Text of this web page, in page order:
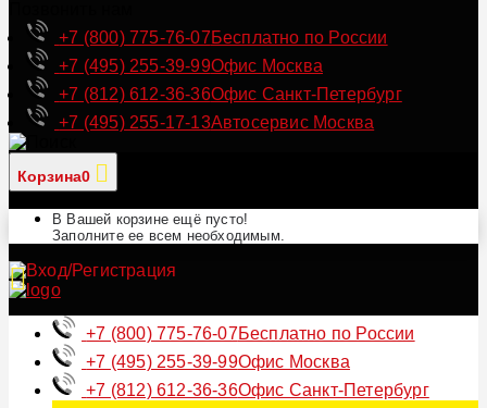
+7 (800) 775-76-07Бесплатно по России
+7 (495) 255-39-99Офис Москва
+7 (812) 612-36-36Офис Санкт-Петербург
+7 (495) 255-17-13Автосервис Москва
Корзина0
В Вашей корзине ещё пусто!
Заполните ее всем необходимым.
+7 (800) 775-76-07Бесплатно по России
+7 (495) 255-39-99Офис Москва
+7 (812) 612-36-36Офис Санкт-Петербург